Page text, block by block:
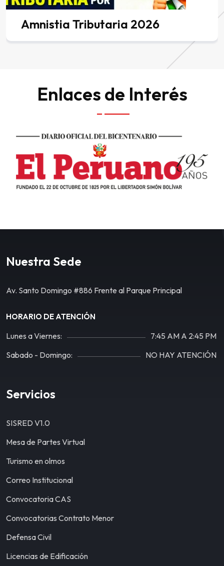
Tributaria 2026
DE
Enlaces de Interés
Nuestra Sede
Av. Santo Domingo #886 Frente al Parque Principal
HORARIO DE ATENCIÓN
Lunes a Viernes:
7:45 AM A 2:45 PM
Sabado - Domingo:
NO HAY ATENCIÓN
Servicios
SISRED V1.0
Mesa de Partes Virtual
Turismo en olmos
Correo Institucional
Convocatoria CAS
Convocatorias Contrato Menor
Defensa Civil
Licencias de Edificación